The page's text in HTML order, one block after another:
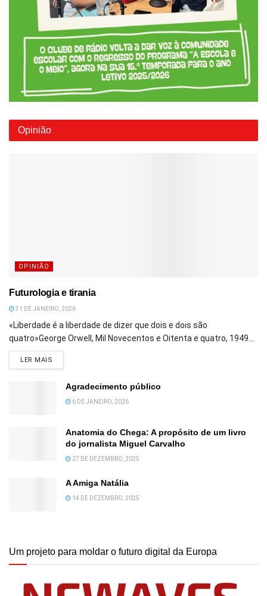
Opinião
OPINIÃO
Futurologia e tirania
31 DE JANEIRO, 2026
«Liberdade é a liberdade de dizer que dois e dois são
quatro»George Orwell, Mil Novecentos e Oitenta e quatro, 1949...
LER MAIS
Agradecimento público
6 DE JANEIRO, 2026
Anatomia do Chega: A propósito de um livro
do jornalista Miguel Carvalho
27 DE DEZEMBRO, 2025
A Amiga Natália
14 DE DEZEMBRO, 2025
Um projeto para moldar o futuro digital da Europa